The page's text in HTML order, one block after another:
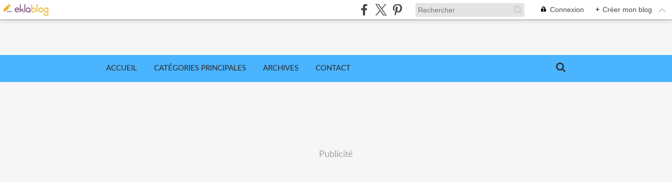
Connexion + Créer mon blog
ACCUEIL CATÉGORIES PRINCIPALES ARCHIVES CONTACT
Publicité